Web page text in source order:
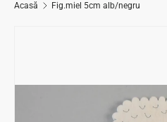
Acasă Fig.miel 5cm alb/negru